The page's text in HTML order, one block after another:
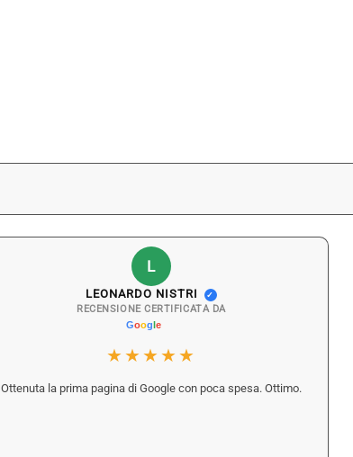
L
LEONARDO NISTRI ✓
RECENSIONE CERTIFICATA DA
★★★★★
Ottenuta la prima pagina di Google con poca spesa. Ottimo.